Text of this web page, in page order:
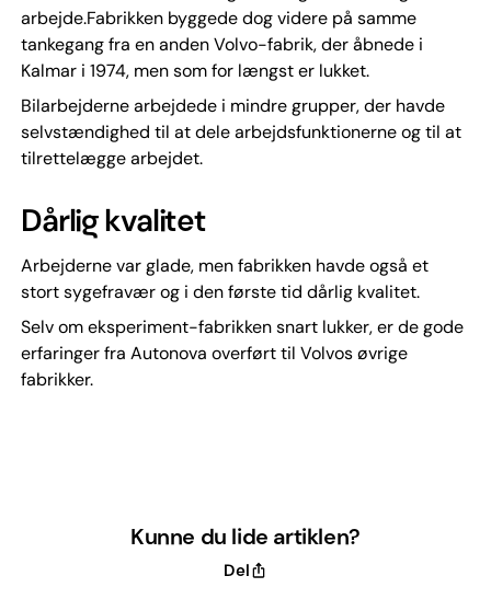
arbejde.Fabrikken byggede dog videre på samme
tankegang fra en anden Volvo-fabrik, der åbnede i
Kalmar i 1974, men som for længst er lukket.
Bilarbejderne arbejdede i mindre grupper, der havde
selvstændighed til at dele arbejdsfunktionerne og til at
tilrettelægge arbejdet.
Dårlig kvalitet
Arbejderne var glade, men fabrikken havde også et
stort sygefravær og i den første tid dårlig kvalitet.
Selv om eksperiment-fabrikken snart lukker, er de gode
erfaringer fra Autonova overført til Volvos øvrige
fabrikker.
Kunne du lide artiklen?
Del